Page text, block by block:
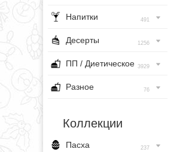
Напитки 491
Десерты 1256
ПП / Диетическое 3929
Разное 76
Коллекции
Пасха 237